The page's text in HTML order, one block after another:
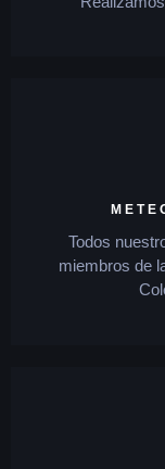
Todos
miembros de